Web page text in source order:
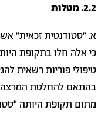
2.2. מטלות
א. "סטודנטית זכאית"
כי אלה חלו בתקופת
טיפולי פוריות רשאית
מתום תקופת היותה